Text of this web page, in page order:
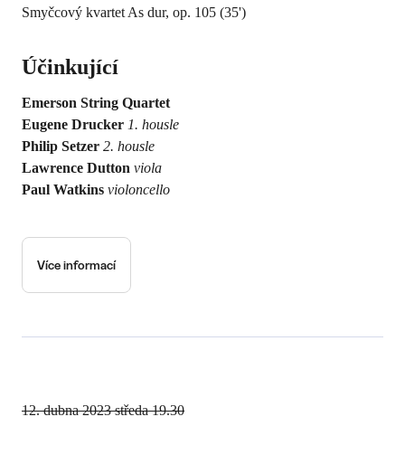
Smyčcový kvartet As dur, op. 105 (35')
Účinkující
Emerson String Quartet
Eugene Drucker 1. housle
Philip Setzer 2. housle
Lawrence Dutton viola
Paul Watkins violoncello
Více informací
12. dubna 2023 středa 19.30